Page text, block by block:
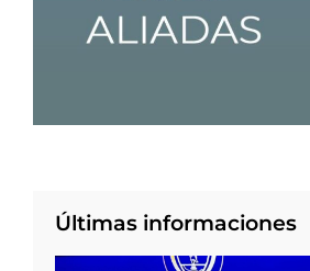
Últimas informaciones